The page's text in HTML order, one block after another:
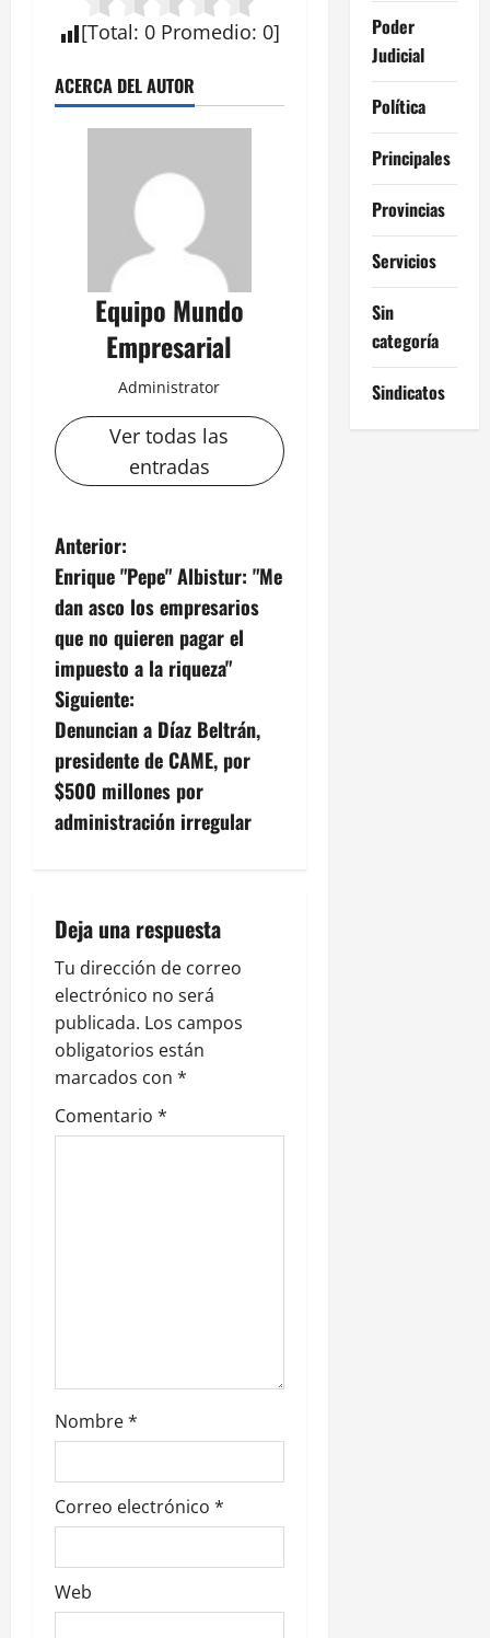
[Total: 0 Promedio: 0]
ACERCA DEL AUTOR
Equipo Mundo
Empresarial
Administrator
Ver todas las
entradas
N
a
v
e
g
a
c
ó
n
d
e
e
n
a
s
Anterior:
Enrique "Pepe" Albistur: "Me
dan asco los empresarios
que no quieren pagar el
impuesto a la riqueza"
Siguiente:
Denuncian a Díaz Beltrán,
presidente de CAME, por
$500 millones por
administración irregular
Deja una respuesta
Tu dirección de correo
electrónico no será
publicada. Los campos
obligatorios están
marcados con *
Comentario *
Nombre*
Correo electrónico *
Web
Poder
Judicial
Política
Principales
Provincias
Servicios
Sin
categoría
Sindicatos